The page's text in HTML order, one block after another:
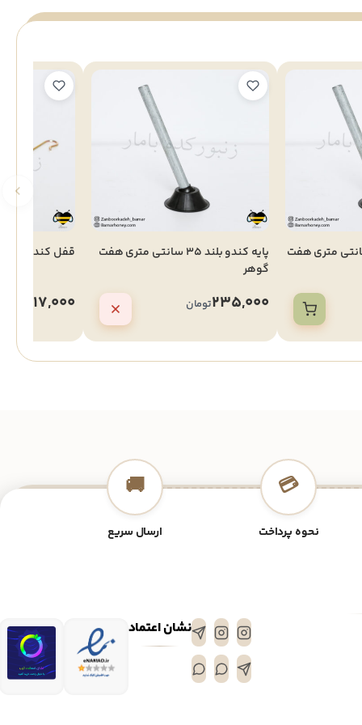
کندو کوتاه 35سانتی متری هفت
پایه کندو بلند 35 سانتی متری هفت
گوهر
235,000تومان
قفل کندو
17,000
💳
نحوه پرداخت
🚚
ارسال سریع
نشان اعتماد